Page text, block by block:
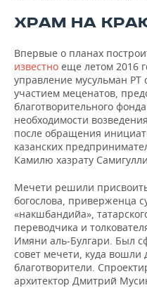
ХРАМ НА
Впервые о планах
известно еще летом 2016
управление мусульман РТ
участием меценатов,
благотворительного
необходимости
после обращения
казанских
Камилю хазрату
Мечети решили
богослова, приверженца
«накшбандийа»,
переводчика и
Имяни аль-Булгари. Был
совет мечети, куда
благотворители.
архитектор Дмитрий